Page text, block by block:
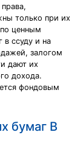
только при их
ценным
в ссуду и на
залогом
дают их
дохода.
фондовым
бумаг В